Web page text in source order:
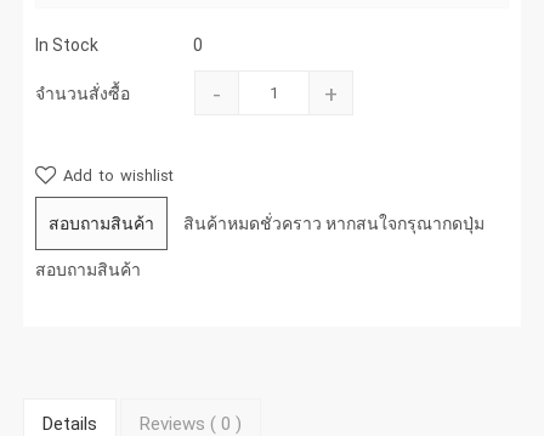
In Stock 0
จำนวนสั่งซื้อ - +
Add to wishlist
สอบถามสินค้า สินค้าหมดชั่วคราว หากสนใจกรุณากดปุ่ม
สอบถามสินค้า
Details Reviews ( 0)